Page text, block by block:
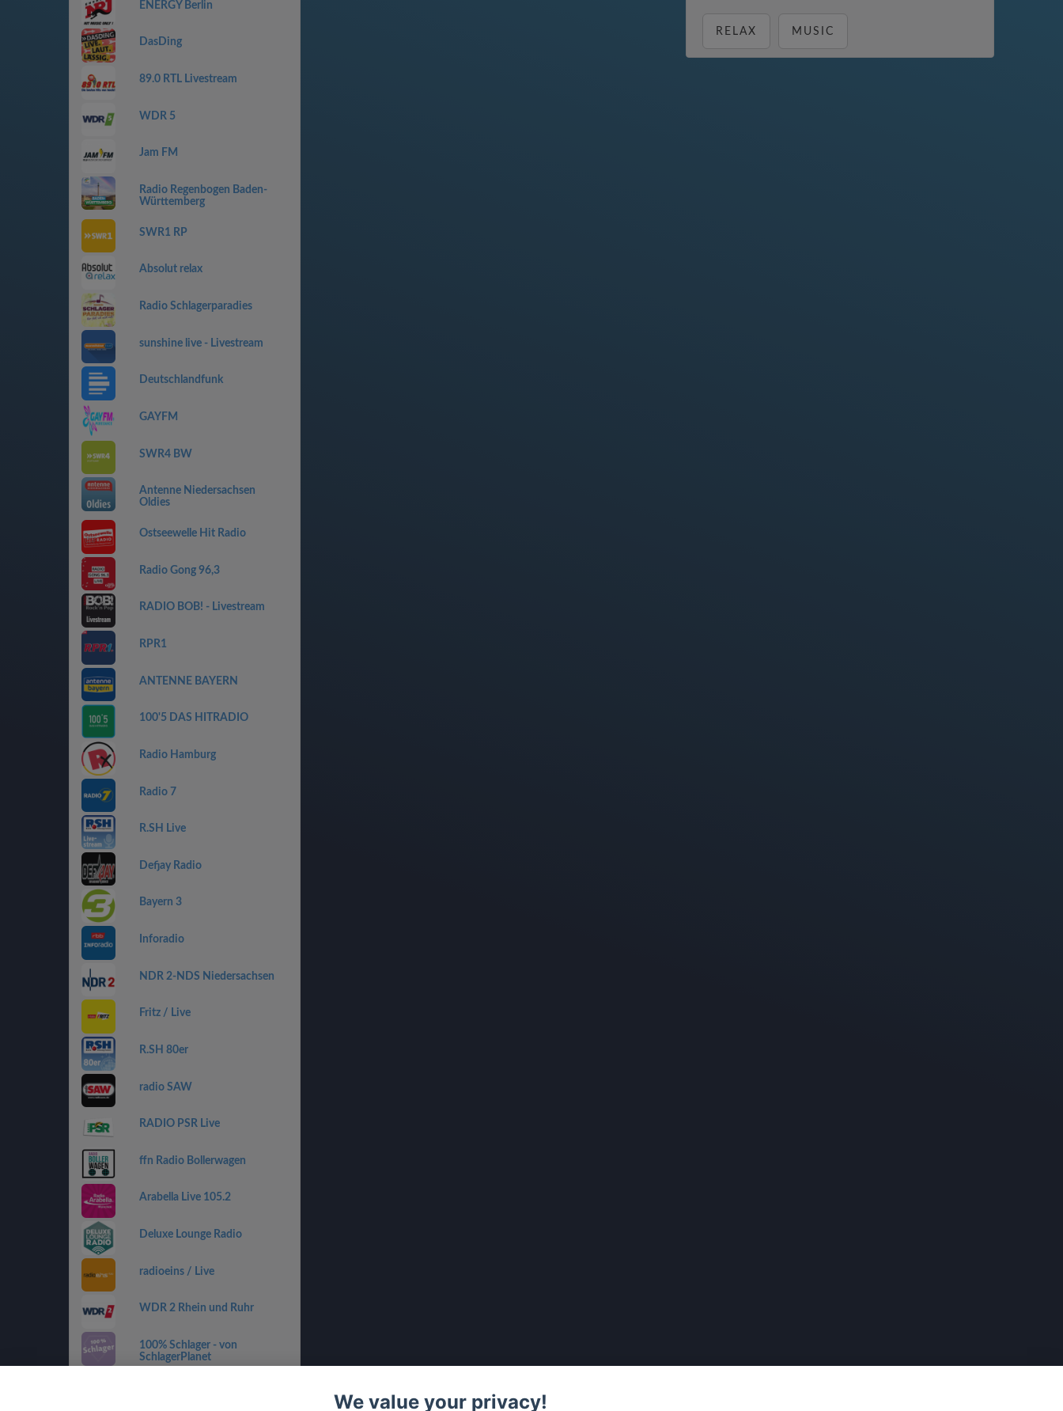
ENERGY Berlin
DasDing
89.0 RTL Livestream
WDR 5
Jam FM
Radio Regenbogen Baden-
Württemberg
SWR1 RP
Absolut relax
Radio Schlagerparadies
sunshine live - Livestream
Deutschlandfunk
GAYFM
SWR4 BW
Antenne Niedersachsen
Oldies
Ostseewelle Hit Radio
Radio Gong 96,3
RADIO BOB! - Livestream
RPR1
ANTENNE BAYERN
100'5 DAS HITRADIO
Radio Hamburg
Radio 7
R.SH Live
Defjay Radio
Bayern 3
Inforadio
NDR 2-NDS Niedersachsen
Fritz / Live
R.SH 80er
radio SAW
RADIO PSR Live
ffn Radio Bollerwagen
Arabella Live 105.2
Deluxe Lounge Radio
radioeins / Live
WDR 2 Rhein und Ruhr
100% Schlager - von
SchlagerPlanet
RELAX MUSIC
We value your privacy!